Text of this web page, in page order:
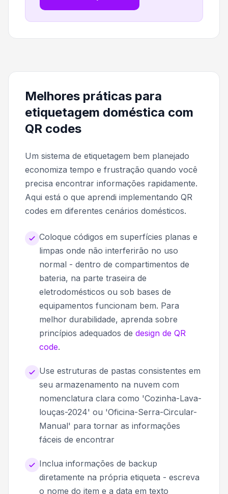
Melhores práticas para
etiquetagem doméstica com
QR codes
Um sistema de etiquetagem bem planejado
economiza tempo e frustração quando você
precisa encontrar informações rapidamente.
Aqui está o que aprendi implementando QR
codes em diferentes cenários domésticos.
Coloque códigos em superfícies planas e
limpas onde não interferirão no uso
normal - dentro de compartimentos de
bateria, na parte traseira de
eletrodomésticos ou sob bases de
equipamentos funcionam bem. Para
melhor durabilidade, aprenda sobre
princípios adequados de design de QR
code.
Use estruturas de pastas consistentes em
seu armazenamento na nuvem com
nomenclatura clara como 'Cozinha-Lava-
louças-2024' ou 'Oficina-Serra-Circular-
Manual' para tornar as informações
fáceis de encontrar
Inclua informações de backup
diretamente na própria etiqueta - escreva
o nome do item e a data em texto